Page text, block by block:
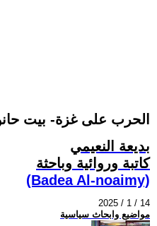
الحرب على غزة- بيت
بديعة النعيمي
كاتبة وروائية وباحثة
(Badea Al-noaimy)
2025 / 1 / 14
مواضيع وابحاث سياسية